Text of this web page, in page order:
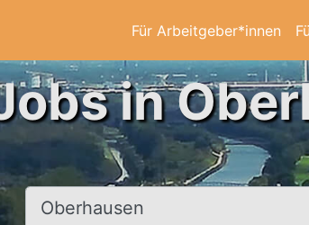
Für Arbeitgeber*innen
in
Ort, Stadt